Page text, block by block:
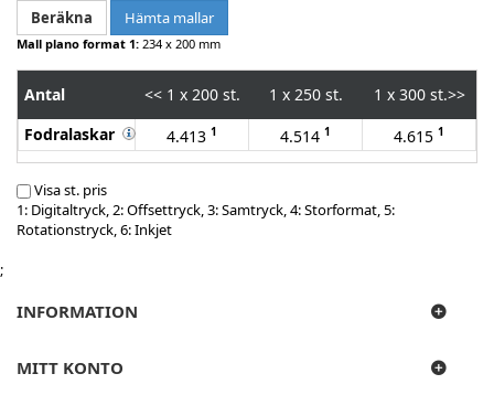
Hämta mallar
Mall plano format 1: 234 x 200 mm
Antal <<1 x 200 st. 1 x 250 st. 1 x 300 st.>>
Fodralaskar
4.413 1 4.514 1 4.615 1
Visa st. pris
1: Digitaltryck, 2: Offsettryck, 3: Samtryck, 4: Storformat, 5:
Rotationstryck, 6: Inkjet
;
INFORMATION
MITT KONTO